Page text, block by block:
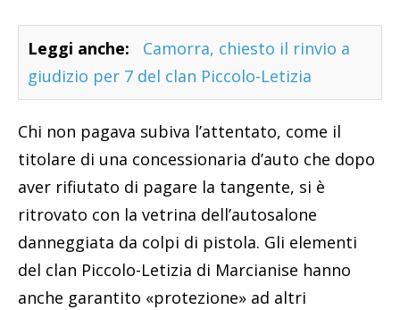
Leggi anche:
Camorra, chiesto il rinvio a
giudizio per 7 del clan Piccolo-Letizia
Chi non pagava subiva l’attentato, come il
titolare di una concessionaria d’auto che dopo
aver rifiutato di pagare la tangente, si è
ritrovato con la vetrina dell’autosalone
danneggiata da colpi di pistola. Gli elementi
del clan Piccolo-Letizia di Marcianise hanno
anche garantito «protezione» ad altri